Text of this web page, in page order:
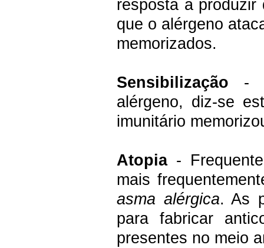
resposta a produzir
que o alérgeno
memorizados.
Sensibilização -
alérgeno, diz-se
imunitário
Atopia-
mais
asma alérgica. As
para fabricar
presentes no meio